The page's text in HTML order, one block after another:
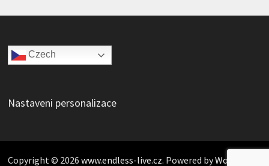
Czech
Nastaveni personalizace
Copyright © 2026 www.endless-live.cz. Powered byWordPress